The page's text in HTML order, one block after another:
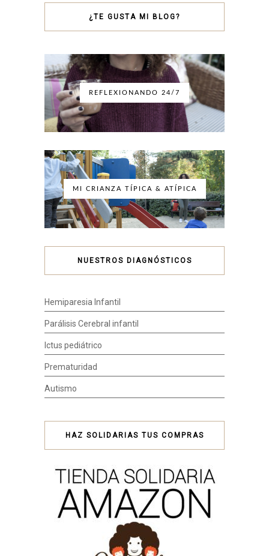
¿TE GUSTA MI BLOG?
REFLEXIONANDO 24/7
MI CRIANZA TÍPICA & ATÍPICA
NUESTROS DIAGNÓSTICOS
Hemiparesia Infantil
Parálisis Cerebral infantil
Ictus pediátrico
Prematuridad
Autismo
HAZ SOLIDARIAS TUS COMPRAS